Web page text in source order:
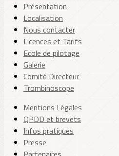
Présentation
Localisation
Nous contacter
Licences et Tarifs
Ecole de pilotage
Galerie
Comité Directeur
Trombinoscope
Mentions Légales
QPDD et brevets
Infos pratiques
Presse